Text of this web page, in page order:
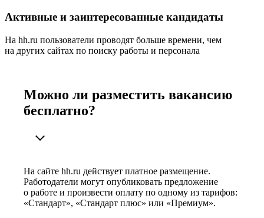
Активные и заинтересованные кандидаты
На hh.ru пользователи проводят больше времени, чем
на других сайтах по поиску работы и персонала
Можно ли разместить вакансию
бесплатно?
На сайте hh.ru действует платное размещение.
Работодатели могут опубликовать предложение
о работе и произвести оплату по одному из тарифов:
«Стандарт», «Стандарт плюс» или «Премиум».